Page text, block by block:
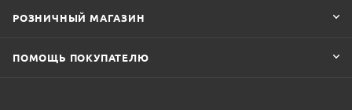
РОЗНИЧНЫЙ МАГАЗИН
ПОМОЩЬ ПОКУПАТЕЛЮ